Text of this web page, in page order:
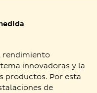
rendimiento
innovadoras y la
productos. Por esta
de